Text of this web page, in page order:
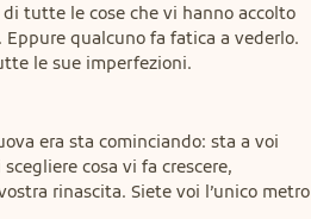
di tutte le cose che vi hanno accolto
qualcuno fa fatica a vederlo.
le sue imperfezioni.
era sta cominciando: sta a voi
cosa vi fa crescere,
rinascita. Siete voi l’unico metro